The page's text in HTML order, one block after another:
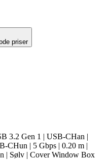
priser
3.2 Gen 1 | USB-CHan |
CHun | 5 Gbps | 0.20 m |
| Sølv | Cover Window Box